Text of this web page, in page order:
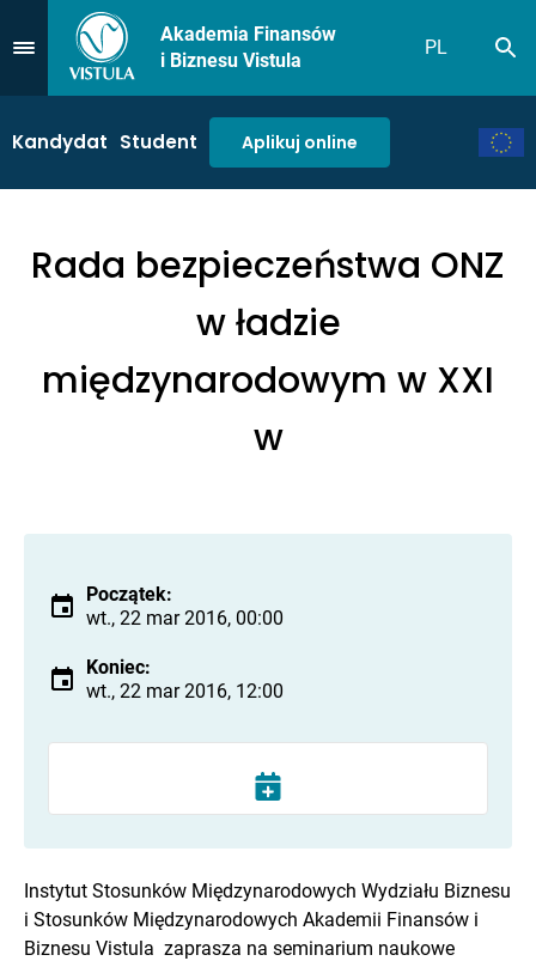
Przejdź do Menu
Akademia Finansów
i Biznesu Vistula
PL
Kandydat Student Aplikuj online
Rada bezpieczeństwa ONZ
w ładzie
międzynarodowym w XXI
w
Początek:
wt., 22 mar 2016, 00:00
Koniec:
wt., 22 mar 2016, 12:00
Instytut Stosunków Międzynarodowych Wydziału Biznesu
i Stosunków Międzynarodowych Akademii Finansów i
Biznesu Vistula zaprasza na seminarium naukowe